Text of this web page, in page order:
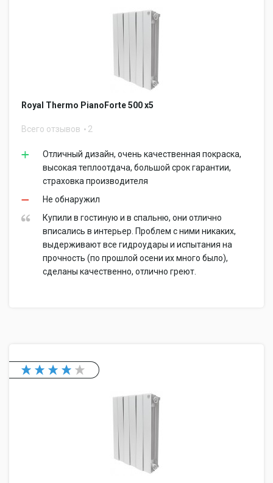
Royal Thermo PianoForte 500 x5
Всего отзывов 2
Отличный дизайн, очень качественная покраска,
высокая теплоотдача, большой срок гарантии,
страховка производителя
Не обнаружил
Купили в гостиную и в спальню, они отлично
вписались в интерьер. Проблем с ними никаких,
выдерживают все гидроудары и испытания на
прочность (по прошлой осени их много было),
сделаны качественно, отлично греют.